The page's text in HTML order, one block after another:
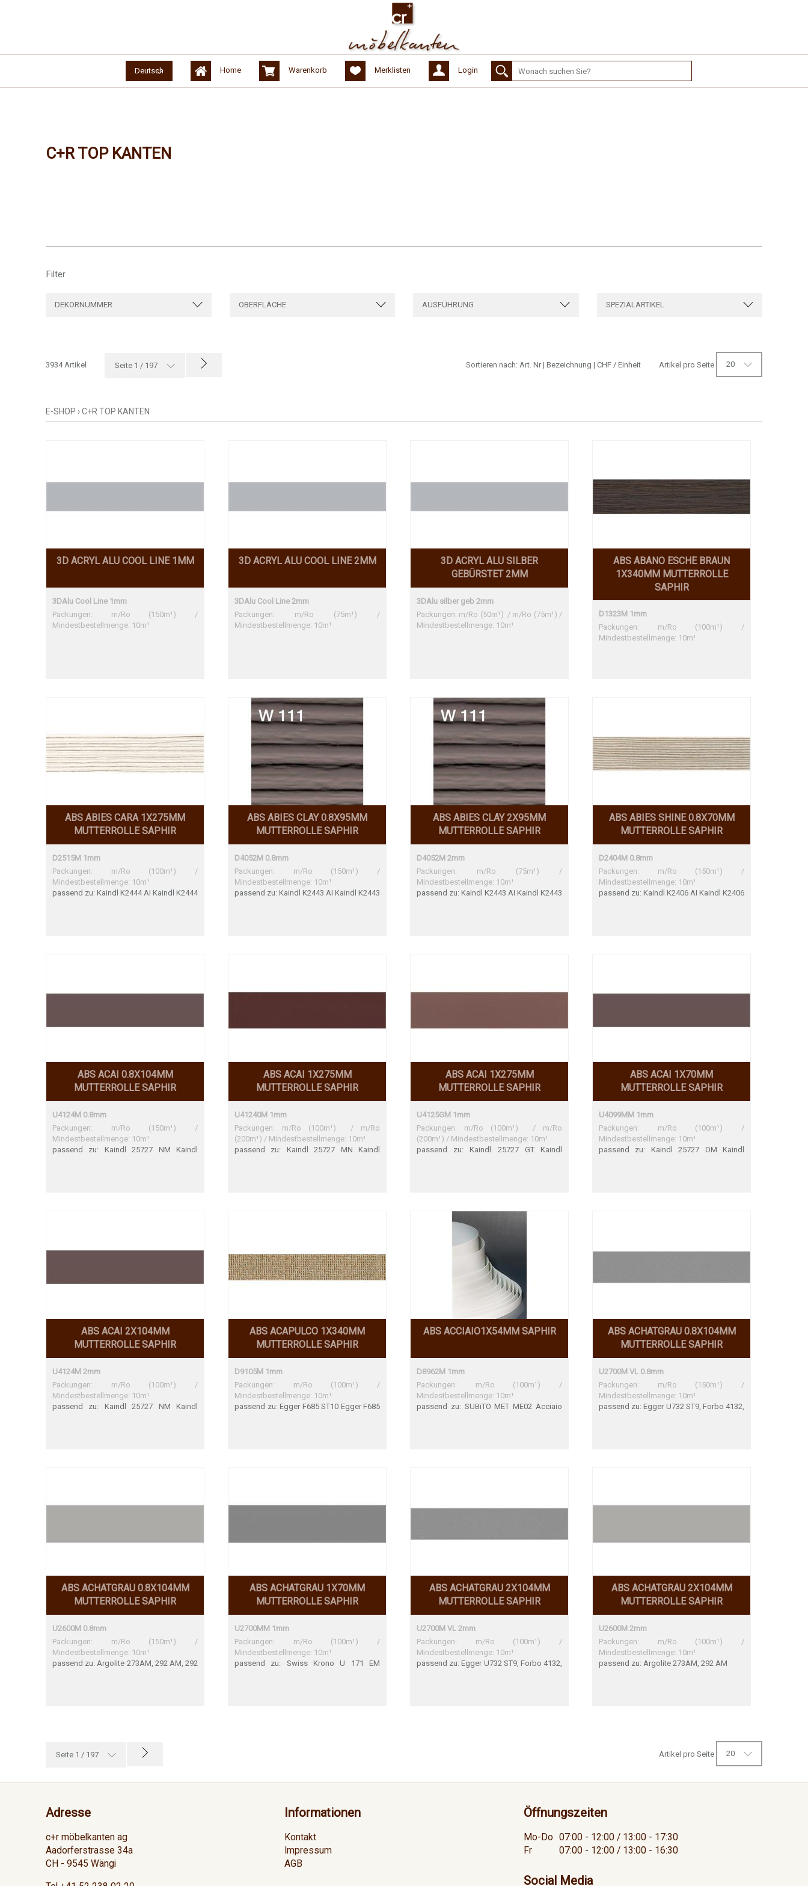
Deutsch Home Warenkorb Merklisten Login
C+R TOP KANTEN
Filter
DEKORNUMMER OBERFLÄCHE AUSFÜHRUNG SPEZIALARTIKEL
Artikel pro Seite 20
Sortieren nach: Art. Nr | Bezeichnung | CHF / Einheit
3934 Artikel Seite 1 / 197
E-SHOP ›C+R TOP KANTEN
3D ACRYL ALU COOL LINE 1MM
3DAlu Cool Line 1mm
Packungen: m/Ro (150m¹) /
Mindestbestellmenge: 10m¹
3D ACRYL ALU COOL LINE 2MM
3DAlu Cool Line 2mm
Packungen: m/Ro (75m¹) /
Mindestbestellmenge: 10m¹
3D ACRYL ALU SILBER
GEBÜRSTET 2MM
3DAlu silber geb 2mm
Packungen: m/Ro (50m¹) / m/Ro (75m¹) /
Mindestbestellmenge: 10m¹
ABS ABANO ESCHE BRAUN
1X340MM MUTTERROLLE
SAPHIR
D1323M 1mm
Packungen: m/Ro (100m¹) /
Mindestbestellmenge: 10m¹
ABS ABIES CARA 1X275MM
MUTTERROLLE SAPHIR
D2515M 1mm
Packungen: m/Ro (100m¹) /
Mindestbestellmenge: 10m¹
passend zu: Kaindl K2444 AI Kaindl K2444
ABS ABIES CLAY 0.8X95MM
MUTTERROLLE SAPHIR
D4052M 0.8mm
Packungen: m/Ro (150m¹) /
Mindestbestellmenge: 10m¹
passend zu: Kaindl K2443 AI Kaindl K2443
ABS ABIES CLAY 2X95MM
MUTTERROLLE SAPHIR
D4052M 2mm
Packungen: m/Ro (75m¹) /
Mindestbestellmenge: 10m¹
passend zu: Kaindl K2443 AI Kaindl K2443
ABS ABIES SHINE 0.8X70MM
MUTTERROLLE SAPHIR
D2404M 0.8mm
Packungen: m/Ro (150m¹) /
Mindestbestellmenge: 10m¹
passend zu: Kaindl K2406 AI Kaindl K2406
ABS ACAI 0.8X104MM
MUTTERROLLE SAPHIR
U4124M 0.8mm
Packungen: m/Ro (150m¹) /
Mindestbestellmenge: 10m¹
passend zu: Kaindl 25727 NM Kaindl
ABS ACAI 1X275MM
MUTTERROLLE SAPHIR
U41240M 1mm
Packungen: m/Ro (100m¹) / m/Ro
(200m¹) / Mindestbestellmenge: 10m¹
passend zu: Kaindl 25727 MN Kaindl
ABS ACAI 1X275MM
MUTTERROLLE SAPHIR
U4125GM 1mm
Packungen: m/Ro (100m¹) / m/Ro
(200m¹) / Mindestbestellmenge: 10m¹
passend zu: Kaindl 25727 GT Kaindl
ABS ACAI 1X70MM
MUTTERROLLE SAPHIR
U4099MM 1mm
Packungen: m/Ro (100m¹) /
Mindestbestellmenge: 10m¹
passend zu: Kaindl 25727 OM Kaindl
ABS ACAI 2X104MM
MUTTERROLLE SAPHIR
U4124M 2mm
Packungen: m/Ro (100m¹) /
Mindestbestellmenge: 10m¹
passend zu: Kaindl 25727 NM Kaindl
ABS ACAPULCO 1X340MM
MUTTERROLLE SAPHIR
D9105M 1mm
Packungen: m/Ro (100m¹) /
Mindestbestellmenge: 10m¹
passend zu: Egger F685 ST10 Egger F685
ABS ACCIAIO1X54MM SAPHIR
D8962M 1mm
Packungen: m/Ro (100m¹) /
Mindestbestellmenge: 10m¹
passend zu: SUBiTO MET ME02 Acciaio
ABS ACHATGRAU 0.8X104MM
MUTTERROLLE SAPHIR
U2700M VL 0.8mm
Packungen: m/Ro (150m¹) /
Mindestbestellmenge: 10m¹
passend zu: Egger U732 ST9, Forbo 4132,
ABS ACHATGRAU 0.8X104MM
MUTTERROLLE SAPHIR
U2600M 0.8mm
Packungen: m/Ro (150m¹) /
Mindestbestellmenge: 10m¹
passend zu: Argolite 273AM, 292 AM, 292
ABS ACHATGRAU 1X70MM
MUTTERROLLE SAPHIR
U2700MM 1mm
Packungen: m/Ro (100m¹) /
Mindestbestellmenge: 10m¹
passend zu: Swiss Krono U 171 EM
ABS ACHATGRAU 2X104MM
MUTTERROLLE SAPHIR
U2700M VL 2mm
Packungen: m/Ro (100m¹) /
Mindestbestellmenge: 10m¹
passend zu: Egger U732 ST9, Forbo 4132,
ABS ACHATGRAU 2X104MM
MUTTERROLLE SAPHIR
U2600M 2mm
Packungen: m/Ro (100m¹) /
Mindestbestellmenge: 10m¹
passend zu: Argolite 273AM, 292 AM
Artikel pro Seite 20
Seite 1 / 197
Adresse
c+r möbelkanten ag
Aadorferstrasse 34a
CH - 9545 Wängi
Informationen
Kontakt
Impressum
AGB
Öffnungszeiten
Mo-Do
07:00 - 12:00 / 13:00 - 17:30
Fr
07:00 - 12:00 / 13:00 - 16:30
Social Media